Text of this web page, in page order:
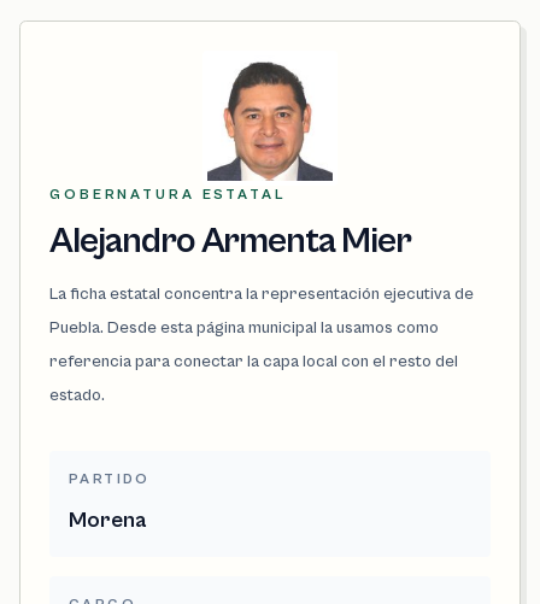
GOBERNATURA ESTATAL
Alejandro Armenta Mier
La ficha estatal concentra la representación ejecutiva de
Puebla. Desde esta página municipal la usamos como
referencia para conectar la capa local con el resto del
estado.
PARTIDO
Morena